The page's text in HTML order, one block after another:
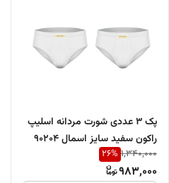
پک 3 عددی شورت مردانه اسلیپ
راکون سفید سایز اسمال 90204
1,340,000
26%
983,000